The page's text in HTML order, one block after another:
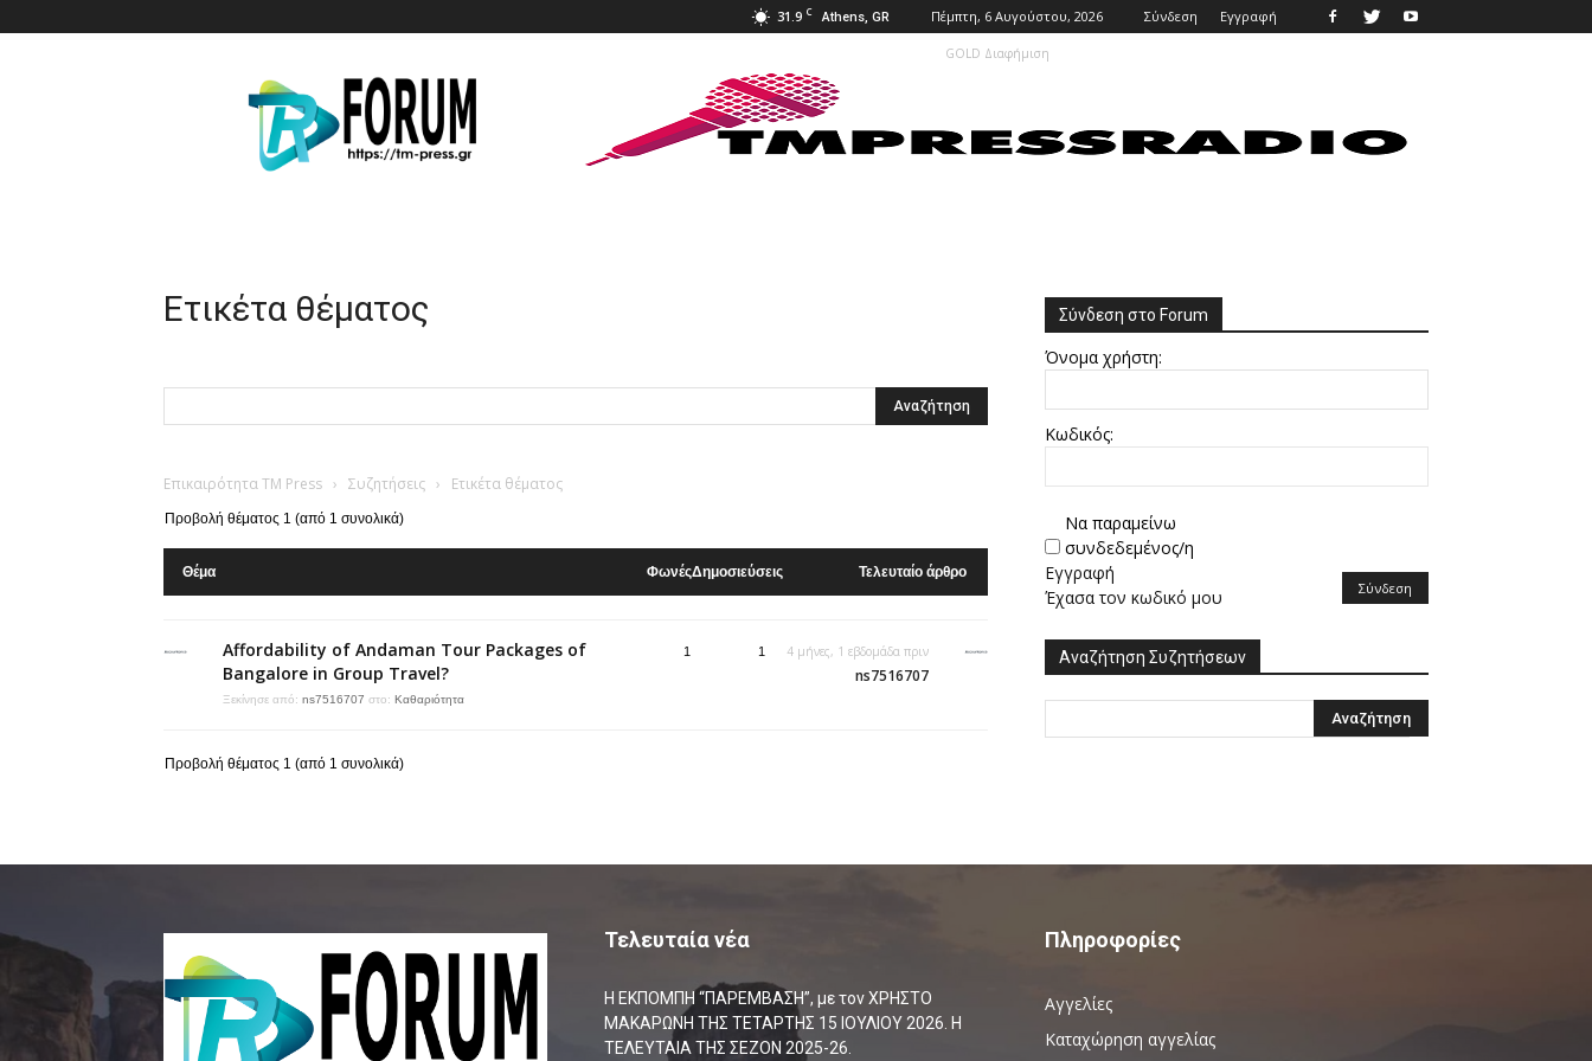
31.9 C Athens, GR Πέμπτη, 6 Αυγούστου, 2026 Σύνδεση Εγγραφή
Press
GOLD Διαφήμιση
Ετικέτα θέματος
Επικαιρότητα TM Press › Συζητήσεις › Ετικέτα θέματος
Προβολή θέματος 1 (από 1 συνολικά)
Θέμα ΦωνέςΔημοσιεύσεις Τελευταίο άρθρο
Affordability of Andaman Tour Packages of
Bangalore in Group Travel?
Ξεκίνησε από: ns7516707 στο: Καθαριότητα
1 1 4 μήνες, 1 εβδομάδα πριν
ns7516707
Προβολή θέματος 1 (από 1 συνολικά)
Σύνδεση στο Forum
Όνομα χρήστη:
Κωδικός:
Να παραμείνω
συνδεδεμένος/η
Σύνδεση
Εγγραφή
Έχασα τον κωδικό μου
Αναζήτηση Συζητήσεων
Τελευταία νέα
Η ΕΚΠΟΜΠΗ “ΠΑΡΕΜΒΑΣΗ”, με τον ΧΡΗΣΤΟ
ΜΑΚΑΡΩΝΗ ΤΗΣ ΤΕΤΑΡΤΗΣ 15 ΙΟΥΛΙΟΥ 2026. Η
ΤΕΛΕΥΤΑΙΑ ΤΗΣ ΣΕΖΟΝ 2025-26.
Πληροφορίες
Αγγελίες
Καταχώρηση αγγελίας